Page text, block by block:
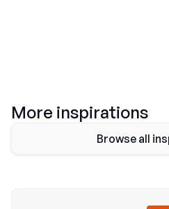
More inspirations
Browse all